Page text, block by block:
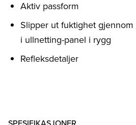
Aktiv passform
Slipper ut fuktighet
i ullnetting-panel i rygg
Refleksdetaljer